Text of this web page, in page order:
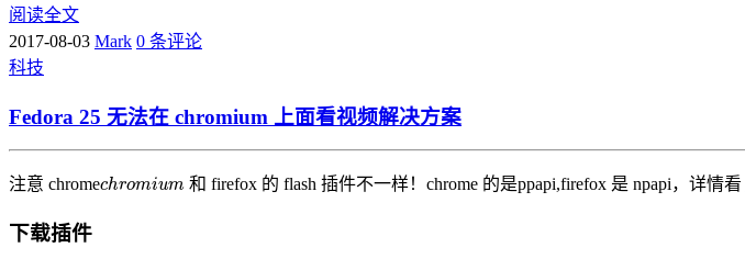
阅读全文
2017-08-03 Mark 0 条评论
科技
Fedora 25 无法在 chromium 上面看视频解决方案
注意 chrome h u 和 firefox 的 flash 插件不一样！chrome 的是ppapi,firefox 是 npapi，详情看
下载插件